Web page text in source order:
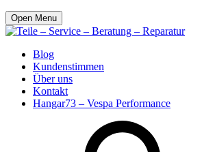
Open Menu
Blog
Kundenstimmen
Über uns
Kontakt
Hangar73 – Vespa Performance